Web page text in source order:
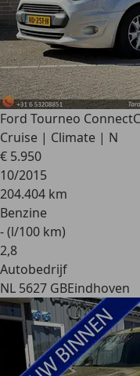
Ford Tourneo Connect
Cruise | Climate | N
€ 5.950
10/2015
204.404 km
Benzine
- (l/100 km)
2,8
Autobedrijf
NL 5627 GBEindhoven